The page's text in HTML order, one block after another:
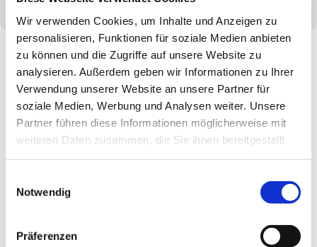
Wir verwenden Cookies, um Inhalte und Anzeigen zu
personalisieren, Funktionen für soziale Medien anbieten
zu können und die Zugriffe auf unsere Website zu
analysieren. Außerdem geben wir Informationen zu Ihrer
Verwendung unserer Website an unsere Partner für
soziale Medien, Werbung und Analysen weiter. Unsere
Partner führen diese Informationen möglicherweise mit
weiteren Daten zusammen, die Sie ihnen bereitgestellt
Notwendig
Präferenzen